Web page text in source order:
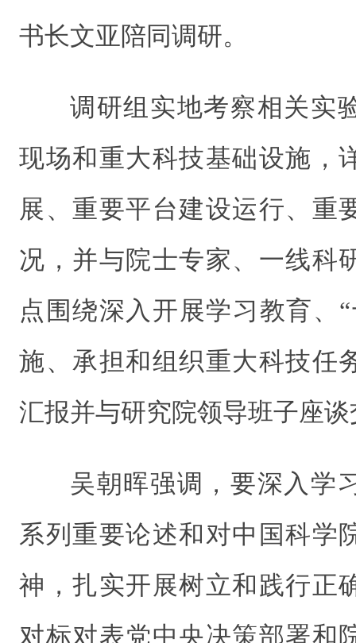
书长文亚陪同调研。
调研组实地考察相关实
现场和重大科技基础设施，
展、重要平台建设运行、重
况，并与院士专家、一线科
点围绕深入开展学习教育、
施、承担和组织重大科技任
汇报并与研究院领导班子座
吴朝晖强调，要深入学
系列重要论述和对中国科学
神，扎实开展树立和践行正
对标对表党中央决策部署和